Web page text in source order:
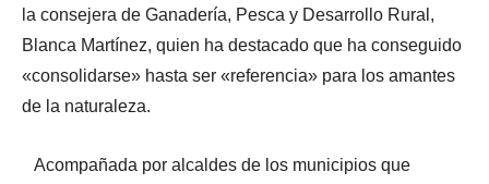
la consejera de Ganadería, Pesca y Desarrollo Rural,
Blanca Martínez, quien ha destacado que ha conseguido
«consolidarse» hasta ser «referencia» para los amantes
de la naturaleza.
Acompañada por alcaldes de los municipios que